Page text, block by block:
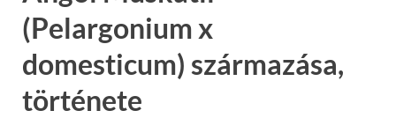
(Pelargonium x
domesticum) származása,
története